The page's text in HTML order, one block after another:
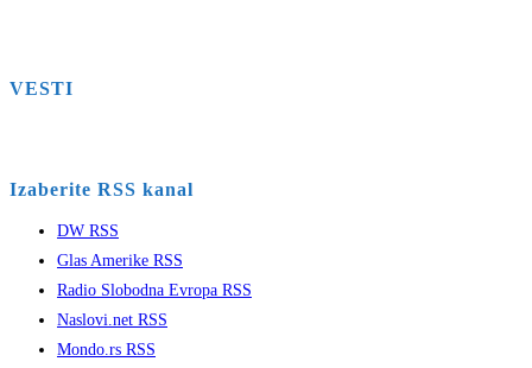
VESTI
Izaberite RSS kanal
DW RSS
Glas Amerike RSS
Radio Slobodna Evropa RSS
Naslovi.net RSS
Mondo.rs RSS